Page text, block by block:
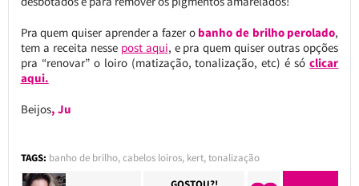
Pra quem quiser aprender a fazer o banho de brilho perolado,
tem a receita nesse post aqui, e pra quem quiser outras opções
pra “renovar” o loiro (matização, tonalização, etc) é sóclicar
aqui.
Beijos, Ju
TAGS: banho de brilho,cabelos loiros, kert,tonalização